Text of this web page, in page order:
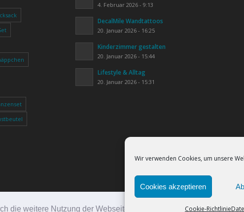
die weitere Nutzung der Webseite stimmen Sie der Verwendung
Wir verwenden Cookies, um unsere
Cookies akzeptieren
Cookie-Richtlinie
4. Februar 2026 - 9:13
DecalMile Wandtattoos
20. Januar 2026 - 16:25
Kinderzimmer gestalten
20. Januar 2026 - 15:44
Lifestyle & Alltag
20. Januar 2026 - 15:31